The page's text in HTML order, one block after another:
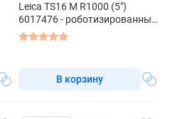
Leica TS16 M R1000 (5")
6017476 - роботизированный
тахеометр
В корзину